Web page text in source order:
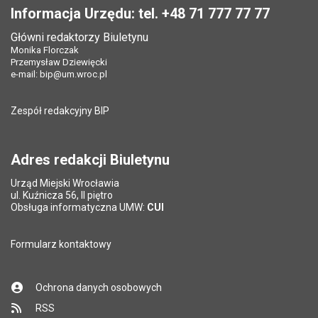
Informacja Urzędu: tel. +48 71 777 77 77
Główni redaktorzy Biuletynu
Monika Florczak
Przemysław Dziewięcki
e-mail: bip@um.wroc.pl
Zespół redakcyjny BIP
Adres redakcji Biuletynu
Urząd Miejski Wrocławia
ul. Kuźnicza 56, II piętro
Obsługa informatyczna UMW: CUI
Formularz kontaktowy
Ochrona danych osobowych
RSS